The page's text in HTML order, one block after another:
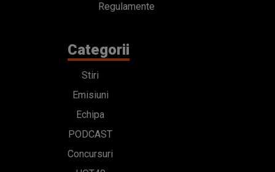
Regulamente
Categorii
Stiri
Emisiuni
Echipa
PODCAST
Concursuri